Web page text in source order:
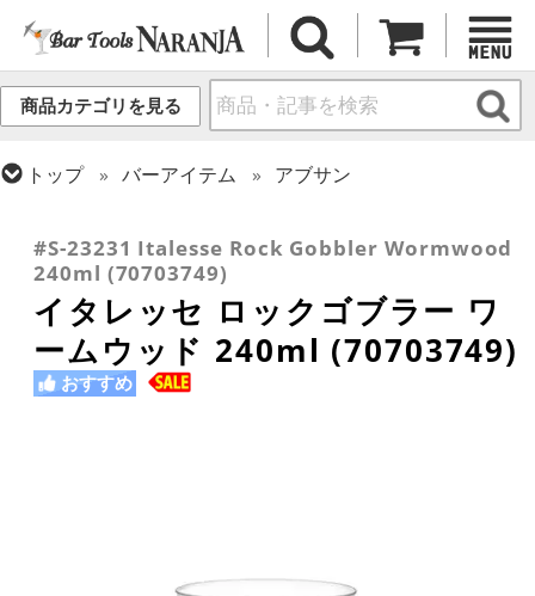
商品カテゴリを見る
トップ バーアイテム
アブサン
イタレッセ
#S-23231 Italesse Rock Gobbler Wormwood
240ml (70703749)
イタレッセ ロックゴブラー ワ
ームウッド 240ml (70703749)
おすすめ